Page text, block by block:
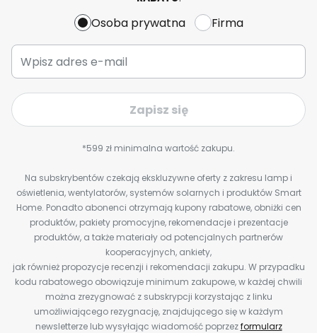
Osoba prywatna Firma
Zapisz się
*599 zł minimalna wartość zakupu.
Na subskrybentów czekają ekskluzywne oferty z zakresu lamp i
oświetlenia, wentylatorów, systemów solarnych i produktów Smart
Home. Ponadto abonenci otrzymają kupony rabatowe, obniżki cen
produktów, pakiety promocyjne, rekomendacje i prezentacje
produktów, a także materiały od potencjalnych partnerów
kooperacyjnych, ankiety,
jak również propozycje recenzji i rekomendacji zakupu. W przypadku
kodu rabatowego obowiązuje minimum zakupowe, w każdej chwili
można zrezygnować z subskrypcji korzystając z linku
umożliwiającego rezygnację, znajdującego się w każdym
newsletterze lub wysyłając wiadomość poprzezformularz